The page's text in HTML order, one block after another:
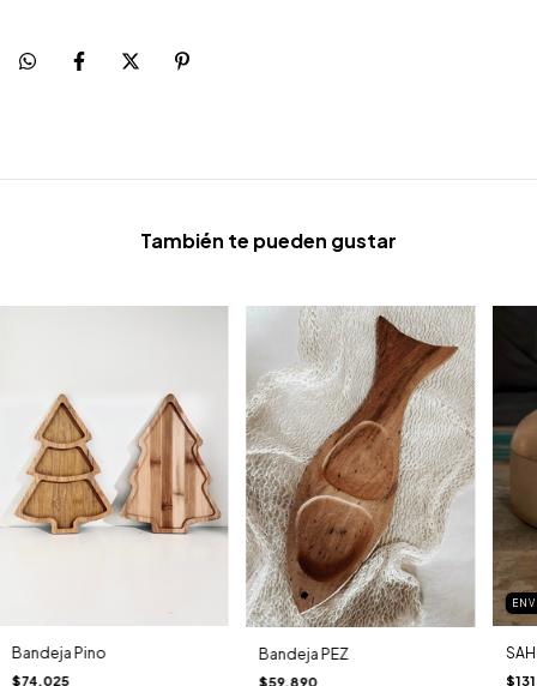
También te pueden gustar
Bandeja Pino
$74.025
Bandeja PEZ
$59.890